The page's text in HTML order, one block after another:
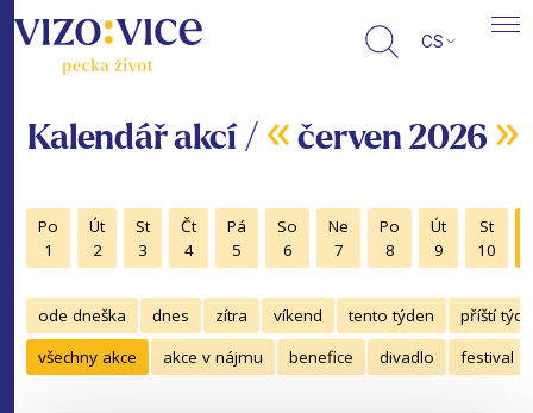
CS
Kalendář akcí / « červen 2026 »
Po
1
Út
2
St
3
Čt
4
Pá
5
So
6
Ne
7
Po
8
Út
9
St
10
ode dneška dnes zítra víkend tento týden
příští
všechny akce
akce v nájmu benefice divadlo festival